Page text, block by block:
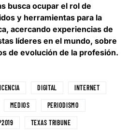
busca ocupar el rol de
y herramientas para la
acercando experiencias de
líderes en el mundo, sobre
de evolución de la profesión.
DIGITAL INTERNET
MEDIOS PERIODISMO
TEXAS TRIBUNE